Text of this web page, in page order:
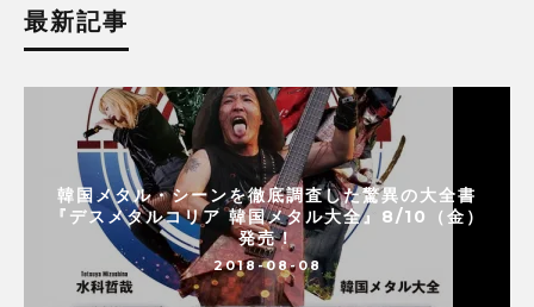
最新記事
韓国メタル・シーンを徹底調査した驚異の大全書
『デスメタルコリア 韓国メタル大全』8/10（金）
発売！
2018-08-08